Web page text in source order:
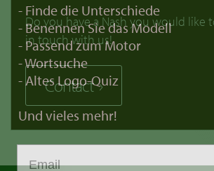
Do you have a Nash you would like
in touch with us!
Contact
- Finde die Unterschiede
- Benennen Sie das Modell
- Passend zum Motor
- Wortsuche
- Altes Logo-Quiz
Und vieles mehr!